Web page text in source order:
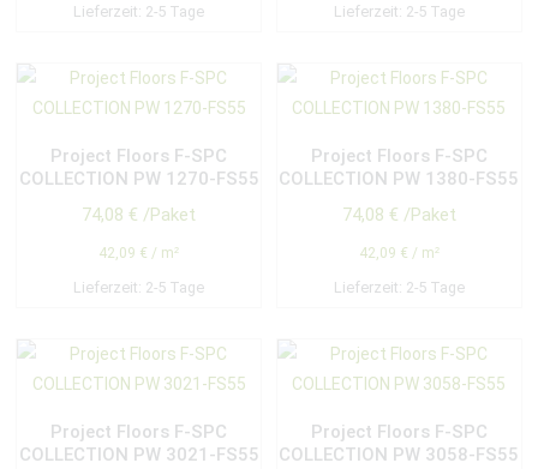
Lieferzeit: 2-5 Tage Lieferzeit: 2-5 Tage
Project Floors F-SPC
COLLECTION PW 1270-FS55
74,08€ /Paket
42,09 € / m²
Lieferzeit: 2-5 Tage
Project Floors F-SPC
COLLECTION PW 1380-FS55
74,08 € /Paket
42,09 € / m²
Lieferzeit: 2-5 Tage
Project Floors F-SPC
COLLECTION PW 3021-FS55
Project Floors F-SPC
COLLECTION PW 3058-FS55